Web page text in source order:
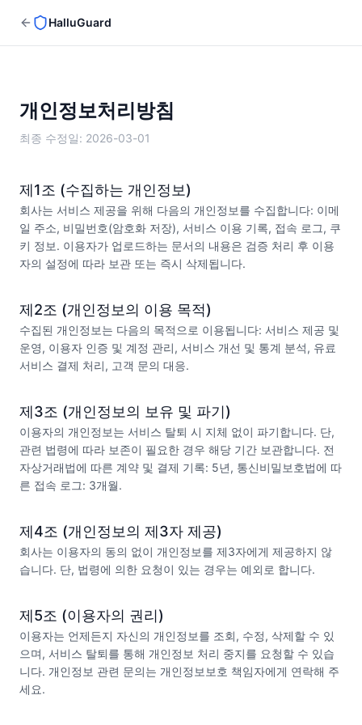
HalluGuard
개인정보처리방침
최종 수정일: 2026-03-01
제1조 (수집하는 개인정보)
회사는 서비스 제공을 위해 다음의 개인정보를 수집합니다: 이메
일 주소, 비밀번호(암호화 저장), 서비스 이용 기록, 접속 로그, 쿠
키 정보. 이용자가 업로드하는 문서의 내용은 검증 처리 후 이용
자의 설정에 따라 보관 또는 즉시 삭제됩니다.
제2조 (개인정보의 이용 목적)
수집된 개인정보는 다음의 목적으로 이용됩니다: 서비스 제공 및
운영, 이용자 인증 및 계정 관리, 서비스 개선 및 통계 분석, 유료
서비스 결제 처리, 고객 문의 대응.
제3조 (개인정보의 보유 및 파기)
이용자의 개인정보는 서비스 탈퇴 시 지체 없이 파기합니다. 단,
관련 법령에 따라 보존이 필요한 경우 해당 기간 보관합니다. 전
자상거래법에 따른 계약 및 결제 기록: 5년, 통신비밀보호법에 따
른 접속 로그: 3개월.
제4조 (개인정보의 제3자 제공)
회사는 이용자의 동의 없이 개인정보를 제3자에게 제공하지 않
습니다. 단, 법령에 의한 요청이 있는 경우는 예외로 합니다.
제5조 (이용자의 권리)
이용자는 언제든지 자신의 개인정보를 조회, 수정, 삭제할 수 있
으며, 서비스 탈퇴를 통해 개인정보 처리 중지를 요청할 수 있습
니다. 개인정보 관련 문의는 개인정보보호 책임자에게 연락해 주
세요.